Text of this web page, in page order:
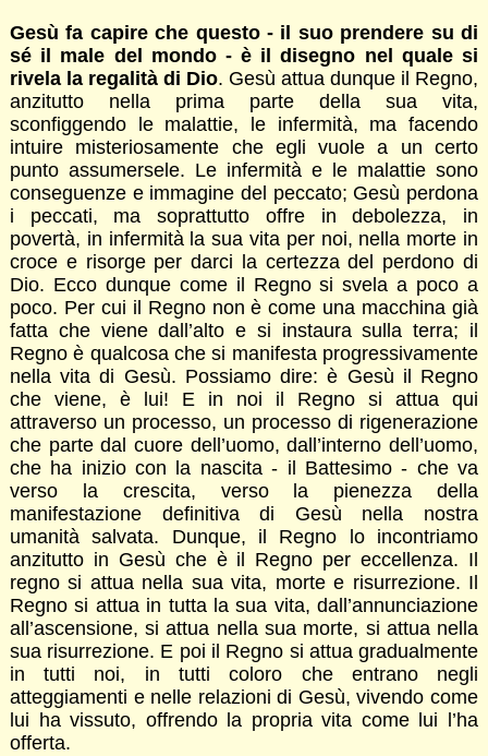
Gesù fa capire che questo - il suo prendere su di
sé il male del mondo - è il disegno nel quale si
rivela la regalità di Dio. Gesù attua dunque il Regno,
anzitutto nella prima parte della sua vita,
sconfiggendo le malattie, le infermità, ma facendo
intuire misteriosamente che egli vuole a un certo
punto assumersele. Le infermità e le malattie sono
conseguenze e immagine del peccato; Gesù perdona
i peccati, ma soprattutto offre in debolezza, in
povertà, in infermità la sua vita per noi, nella morte in
croce e risorge per darci la certezza del perdono di
Dio. Ecco dunque come il Regno si svela a poco a
poco. Per cui il Regno non è come una macchina già
fatta che viene dall’alto e si instaura sulla terra; il
Regno è qualcosa che si manifesta progressivamente
nella vita di Gesù. Possiamo dire: è Gesù il Regno
che viene, è lui! E in noi il Regno si attua qui
attraverso un processo, un processo di rigenerazione
che parte dal cuore dell’uomo, dall’interno dell’uomo,
che ha inizio con la nascita - il Battesimo - che va
verso la crescita, verso la pienezza della
manifestazione definitiva di Gesù nella nostra
umanità salvata. Dunque, il Regno lo incontriamo
anzitutto in Gesù che è il Regno per eccellenza. Il
regno si attua nella sua vita, morte e risurrezione. Il
Regno si attua in tutta la sua vita, dall’annunciazione
all’ascensione, si attua nella sua morte, si attua nella
sua risurrezione. E poi il Regno si attua gradualmente
in tutti noi, in tutti coloro che entrano negli
atteggiamenti e nelle relazioni di Gesù, vivendo come
lui ha vissuto, offrendo la propria vita come lui l’ha
offerta.